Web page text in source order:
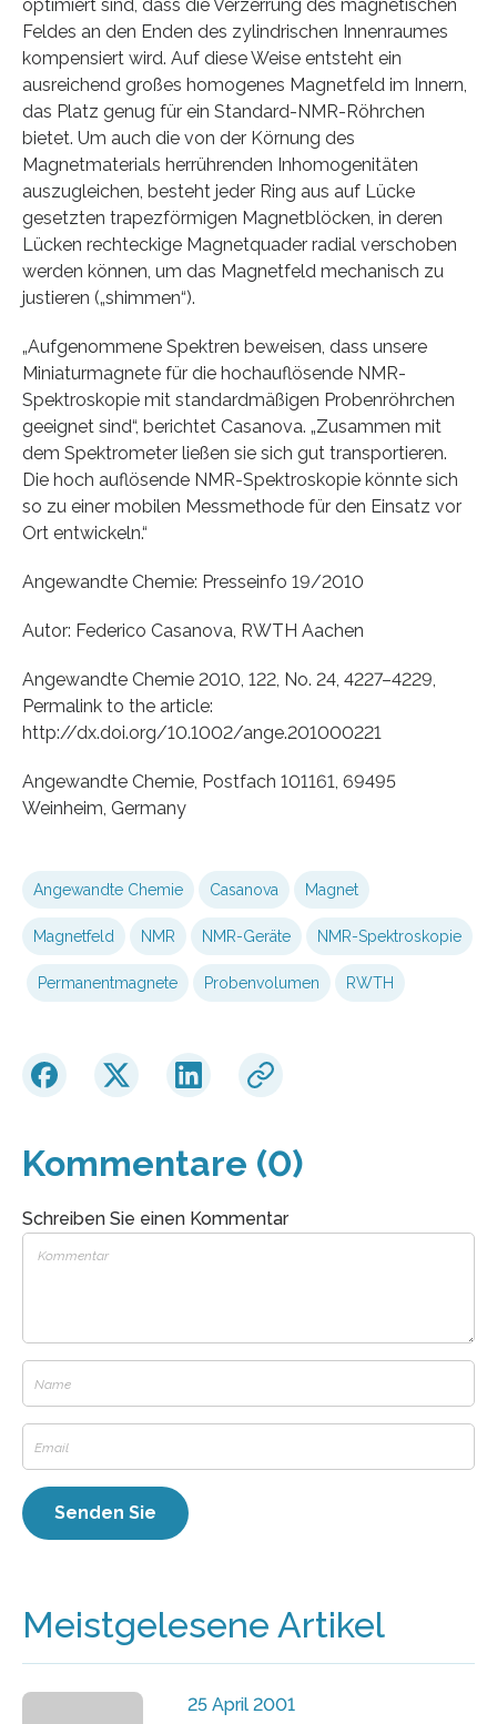
optimiert sind, dass die Verzerrung des magnetischen
Feldes an den Enden des zylindrischen Innenraumes
kompensiert wird. Auf diese Weise entsteht ein
ausreichend großes homogenes Magnetfeld im Innern,
das Platz genug für ein Standard-NMR-Röhrchen
bietet. Um auch die von der Körnung des
Magnetmaterials herrührenden Inhomogenitäten
auszugleichen, besteht jeder Ring aus auf Lücke
gesetzten trapezförmigen Magnetblöcken, in deren
Lücken rechteckige Magnetquader radial verschoben
werden können, um das Magnetfeld mechanisch zu
justieren („shimmen“).
„Aufgenommene Spektren beweisen, dass unsere
Miniaturmagnete für die hochauflösende NMR-
Spektroskopie mit standardmäßigen Probenröhrchen
geeignet sind“, berichtet Casanova. „Zusammen mit
dem Spektrometer ließen sie sich gut transportieren.
Die hoch auflösende NMR-Spektroskopie könnte sich
so zu einer mobilen Messmethode für den Einsatz vor
Ort entwickeln.“
Angewandte Chemie: Presseinfo 19/2010
Autor: Federico Casanova, RWTH Aachen
Angewandte Chemie 2010, 122, No. 24, 4227–4229,
Permalink to the article:
http://dx.doi.org/10.1002/ange.201000221
Angewandte Chemie, Postfach 101161, 69495
Weinheim, Germany
Angewandte Chemie Casanova Magnet
Magnetfeld NMR NMR-Geräte NMR-Spektroskopie
Permanentmagnete Probenvolumen RWTH
Kommentare (0)
Schreiben Sie einen Kommentar
Meistgelesene Artikel
25 April 2001